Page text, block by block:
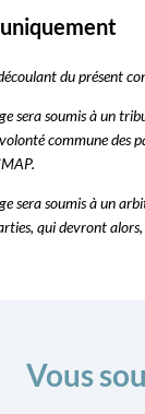
du présent
sera soumis à un
commune des
sera soumis à un
qui devront
Vous